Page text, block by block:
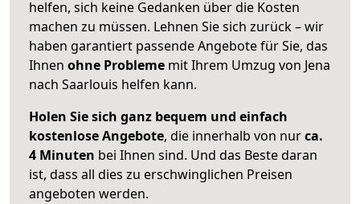
helfen, sich keine Gedanken über die Kosten
machen zu müssen. Lehnen Sie sich zurück – wir
haben garantiert passende Angebote für Sie, das
Ihnen ohne Probleme mit Ihrem Umzug von Jena
nach Saarlouis helfen kann.
Holen Sie sich ganz bequem und einfach
kostenlose Angebote, die innerhalb von nurca.
4 Minuten bei Ihnen sind. Und das Beste daran
ist, dass all dies zu erschwinglichen Preisen
angeboten werden.